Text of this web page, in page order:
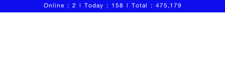
Online : 2 | Today : 158 | Total : 475,179